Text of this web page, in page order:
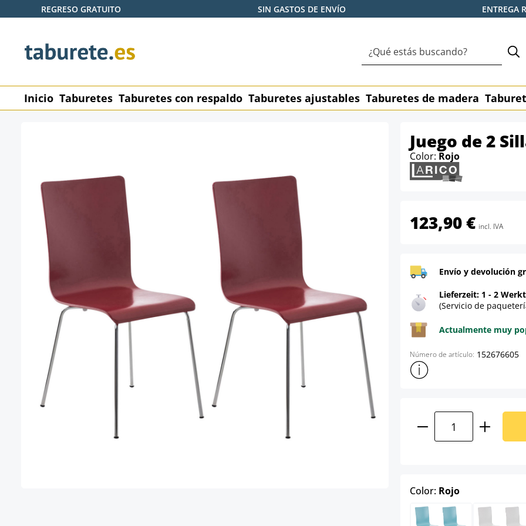
al contenido principal
Saltar a la búsqueda
Saltar a la navegación principal
REGRESO GRATUITO SIN GASTOS DE ENVÍO ENTREGA
Inicio Taburetes Taburetes con respaldo Taburetes ajustables Taburetes de madera
Juego de 2
Color: Rojo
123,90 € incl. IVA
Envío y devolución
Lieferzeit: 1 - 2
(Servicio de
Actualmente muy
Número de artículo: 152676605
Mostrar más información
Cantidad del
Color: Rojoselect